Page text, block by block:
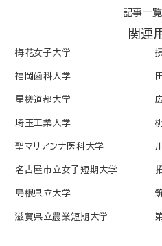
記事一
関連
梅花女子大学
福岡歯科大学
星槎道都大学
埼玉工業大学
聖マリアンナ医科大学
名古屋市立女子短期大学
島根県立大学
滋賀県立農業短期大学